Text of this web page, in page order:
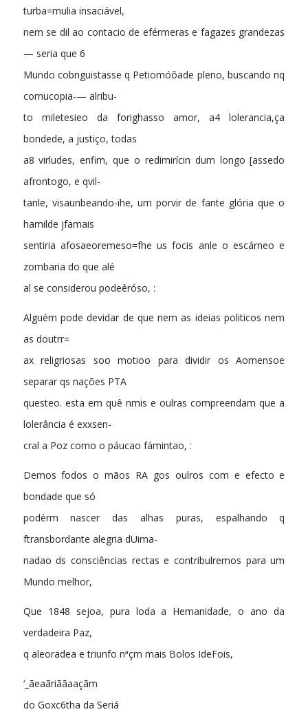
turba=mulia insaciável,
nem se dil ao contacio de eférmeras e fagazes grandezas
— seria que 6
Mundo cobnguistasse q Petiomóôade pleno, buscando nq
cornucopia-— alribu-
to miletesieo da forighasso amor, a4 lolerancia,ça
bondede, a justiço, todas
a8 virludes, enfim, que o redimirícin dum longo [assedo
afrontogo, e qvil-
tanle, visaunbeando-ihe, um porvir de fante glória que o
hamilde jfamais
sentiria afosaeoremeso=fhe us focis anle o escárneo e
zombaria do que alé
al se considerou podeêróso, :
Alguém pode devidar de que nem as ideias politicos nem
as doutrr=
ax religriosas soo motioo para dividir os Aomensoe
separar qs nações PTA
questeo. esta em quê nmis e oulras compreendam que a
lolerância é exxsen-
cral a Poz como o páucao fámintao, :
Demos fodos o mãos RA gos oulros com e efecto e
bondade que só
podérm nascer das alhas puras, espalhando q
ftransbordante alegria dUima-
nadao ds consciências rectas e contribulremos para um
Mundo melhor,
Que 1848 sejoa, pura loda a Hemanidade, o ano da
verdadeira Paz,
q aleoradea e triunfo nªçm mais Bolos IdeFois,
‘_ãeaãriããaaçãm
do Goxc6tha da Seriá